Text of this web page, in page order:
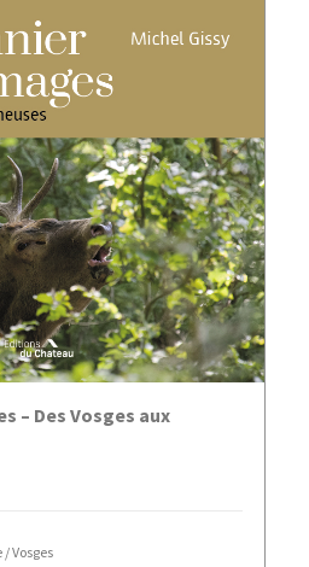
AU PANIER
– Des Vosges aux
Vosges